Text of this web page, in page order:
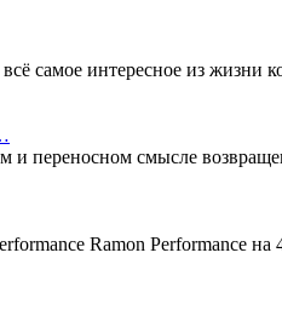
самое интересное из жизни
и переносном смысле
Ramon Performance